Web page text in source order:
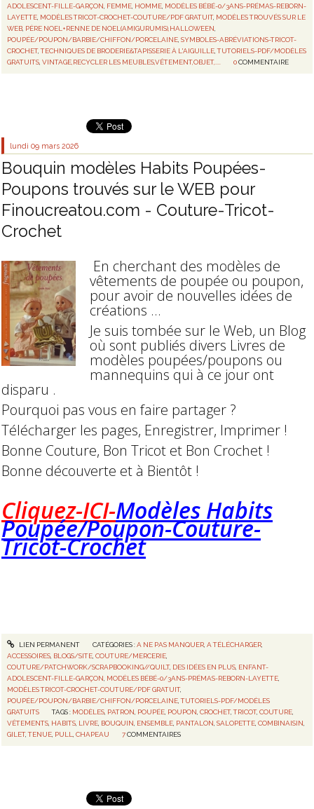
ADOLESCENT-FILLE-GARÇON, FEMME, HOMME, MODÈLES BÉBÉ-0/3ANS-PRÉMAS-REBORN-
LAYETTE, MODÈLES TRICOT-CROCHET-COUTURE/PDF GRATUIT, MODÈLES TROUVÉS SUR LE
WEB, PÈRE NOEL+RENNE DE NOEL(AMIGURUMIS),HALLOWEEN,
POUPÉE/POUPON/BARBIE/CHIFFON/PORCELAINE,SYMBOLES-ABRÉVIATIONS-TRICOT-
CROCHET,TECHNIQUES DE BRODERIE&TAPISSERIE À L'AIGUILLE,TUTORIELS-PDF/MODÈLES
GRATUITS,VINTAGE,RECYCLER LES MEUBLES,VÊTEMENT,OBJET,.... 0 COMMENTAIRE
lundi 09 mars 2026
Bouquin modèles Habits Poupées-
Poupons trouvés sur le WEB pour
Finoucreatou.com - Couture-Tricot-
Crochet
En cherchant des modèles de
vêtements de poupée ou poupon,
pour avoir de nouvelles idées de
créations ...
Je suis tombée sur le Web, un Blog
où sont publiés divers Livres de
modèles poupées/poupons ou
mannequins qui à ce jour ont
disparu .
Pourquoi pas vous en faire partager ?
Télécharger les pages, Enregistrer, Imprimer !
Bonne Couture, Bon Tricot et Bon Crochet !
Bonne découverte et à Bientôt !
Cliquez-ICI-Modèles Habits
Poupée/Poupon-Couture-
Tricot-Crochet
LIEN PERMANENT CATÉGORIES :A NE PAS MANQUER, A TÉLÉCHARGER,
ACCESSOIRES, BLOGS/SITE,COUTURE/MERCERIE,
COUTURE/PATCHWORK/SCRAPBOOKING//QUILT, DES IDÉES EN PLUS, ENFANT-
ADOLESCENT-FILLE-GARÇON, MODÈLES BÉBÉ-0/3ANS-PRÉMAS-REBORN-LAYETTE,
MODÈLES TRICOT-CROCHET-COUTURE/PDF GRATUIT,
POUPÉE/POUPON/BARBIE/CHIFFON/PORCELAINE,TUTORIELS-PDF/MODÈLES
GRATUITS
TAGS : MODÈLES, PATRON, POUPÉE, POUPON,CROCHET,TRICOT,COUTURE,
VÊTEMENTS, HABITS, LIVRE, BOUQUIN, ENSEMBLE, PANTALON,SALOPETTE,COMBINAISIN,
GILET,TENUE, PULL,CHAPEAU 7 COMMENTAIRES